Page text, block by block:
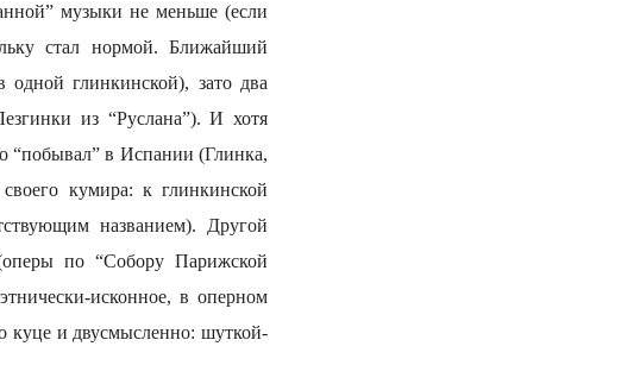
музыки не меньше (если
стал нормой. Ближайший
одной глинкинской), зато два
из “Руслана”). И хотя
“побывал” в Испании (Глинка,
кумира: к глинкинской
названием). Другой
по “Собору Парижской
исконное, в оперном
куце и двусмысленно: шуткой-